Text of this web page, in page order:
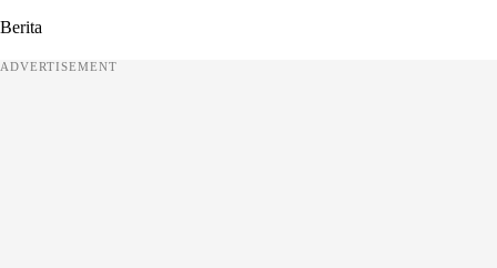
Berita
ADVERTISEMENT